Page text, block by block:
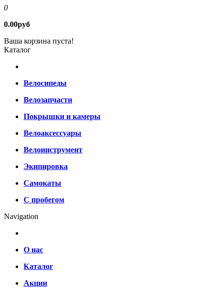
0
0.00руб
Ваша корзина пуста!
Каталог
Велосипеды
Велозапчасти
Покрышки и камеры
Велоаксессуары
Велоинструмент
Экипировка
Самокаты
С пробегом
Navigation
О нас
Каталог
Акции